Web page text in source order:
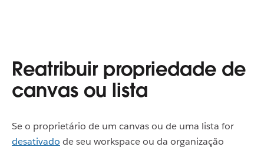
Reatribuir propriedade de
canvas ou lista
Se o proprietário de um canvas ou de uma lista for
desativado de seu workspace ou da organização